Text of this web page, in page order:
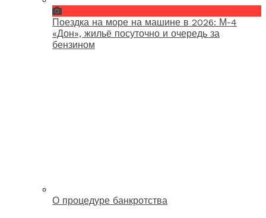
Поездка на море на машине в 2026: М-4
«Дон», жильё посуточно и очередь за
бензином
О процедуре банкротства